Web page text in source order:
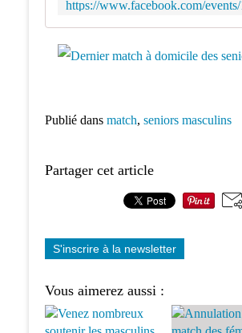
Publié dans match, seniors masculins
Partager cet article
S'inscrire à la newsletter
Vous aimerez aussi :